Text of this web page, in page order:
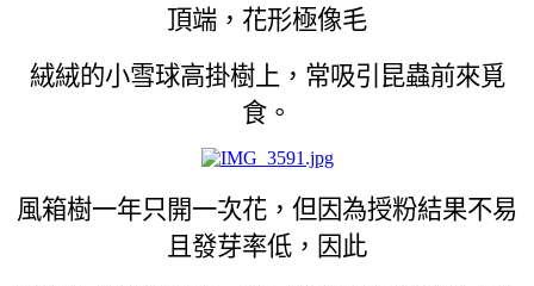
頂端，花形極像毛
絨絨的小雪球高掛樹上，常吸引昆蟲前來覓
食。
風箱樹一年只開一次花，但因為授粉結果不易
且發芽率低，因此